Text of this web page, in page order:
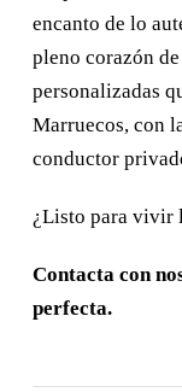
encanto de lo
pleno corazón
personalizadas
Marruecos, con
conductor
¿Listo para vivir
Contacta con
perfecta.